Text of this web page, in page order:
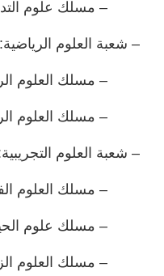
– مسلك علوم
– شعبة العلوم الرياضية:
– مسلك العلوم
– مسلك العلوم
– شعبة العلوم
– مسلك العلوم
– مسلك علوم
– مسلك العلوم